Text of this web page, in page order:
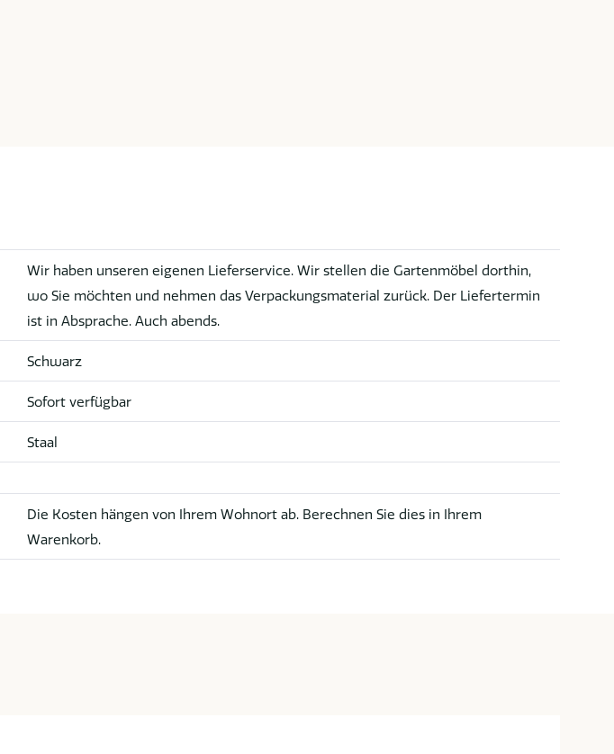
Wir haben unseren eigenen Lieferservice. Wir stellen die Gartenmöbel dorthin,
wo Sie möchten und nehmen das Verpackungsmaterial zurück. Der Liefertermin
ist in Absprache. Auch abends.
Schwarz
Sofort verfügbar
Staal
Die Kosten hängen von Ihrem Wohnort ab. Berechnen Sie dies in Ihrem
Warenkorb.